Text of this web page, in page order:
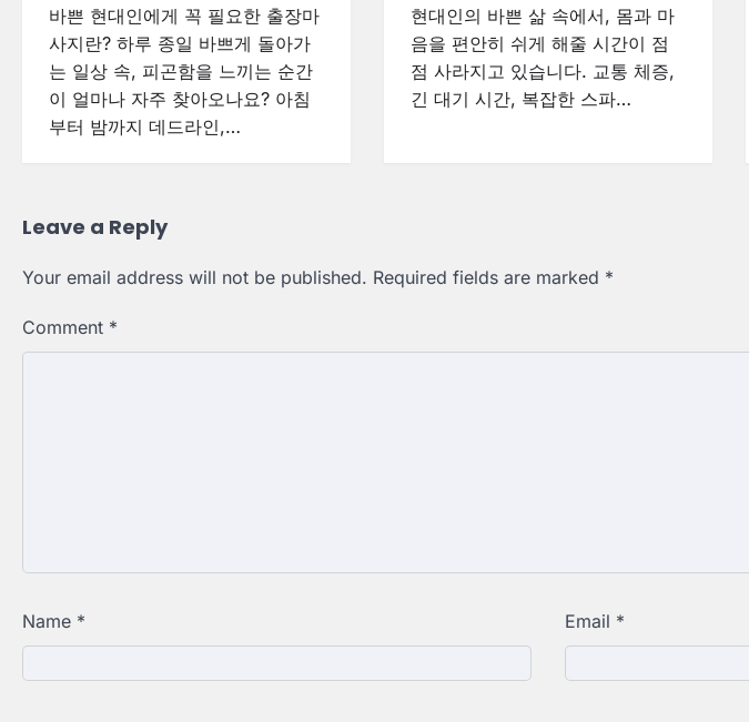
바쁜 현대인에게 꼭 필요한 출장마
사지란? 하루 종일 바쁘게 돌아가
는 일상 속, 피곤함을 느끼는 순간
이 얼마나 자주 찾아오나요? 아침
부터 밤까지 데드라인,…
현대인의 바쁜 삶 속에서, 몸과 마
음을 편안히 쉬게 해줄 시간이 점
점 사라지고 있습니다. 교통 체증,
긴 대기 시간, 복잡한 스파…
Leave a Reply
Your email address will not be published. Required fields are marked *
Comment *
Name * Email *